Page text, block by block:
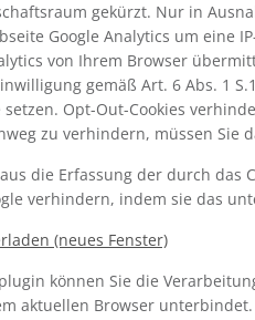
gekürzt. Nur in
Google Analytics um eine
von Ihrem Browser
gemäß Art. 6 Abs. 1
Opt-Out-Cookies
zu verhindern, müssen
die Erfassung der durch das
verhindern, indem sie das
(neues Fenster)
können Sie die
aktuellen Browser unterbindet.